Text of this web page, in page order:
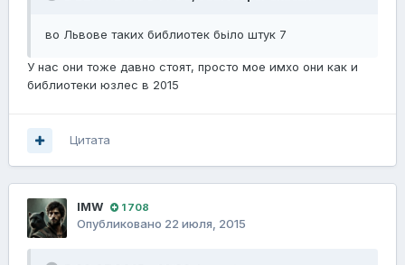
во Львове таких библиотек бьіло штук 7
У нас они тоже давно стоят, просто мое имхо они как и
библиотеки юзлес в 2015
Цитата
IMW 1 708
Опубликовано 22 июля, 2015